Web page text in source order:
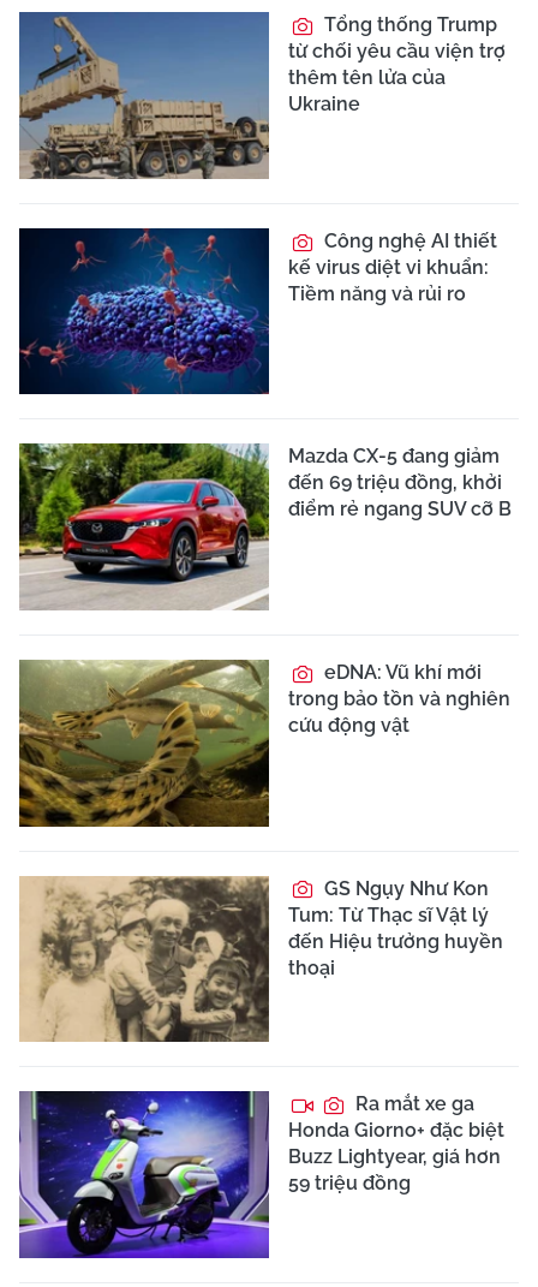
Tổng thống Trump
từ chối yêu cầu viện trợ
thêm tên lửa của
Ukraine
Công nghệ AI thiết
kế virus diệt vi khuẩn:
Tiềm năng và rủi ro
Mazda CX-5 đang giảm
đến 69 triệu đồng, khởi
điểm rẻ ngang SUV cỡ B
eDNA: Vũ khí mới
trong bảo tồn và nghiên
cứu động vật
GS Ngụy Như Kon
Tum: Từ Thạc sĩ Vật lý
đến Hiệu trưởng huyền
thoại
Ra mắt xe ga
Honda Giorno+ đặc biệt
Buzz Lightyear, giá hơn
59 triệu đồng